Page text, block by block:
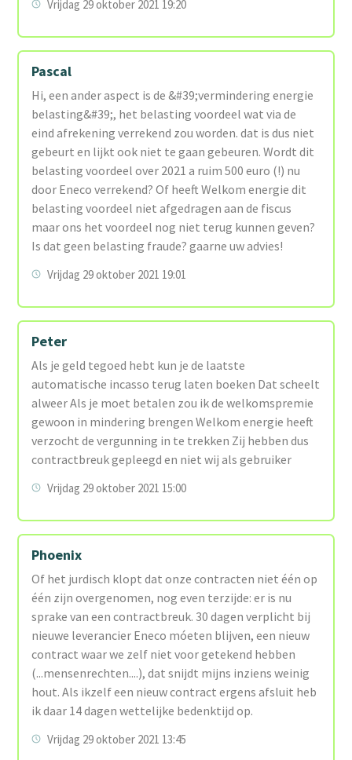
Vrijdag 29 oktober 2021 19:20
Pascal
Hi, een ander aspect is de &#39;vermindering energie
belasting&#39;, het belasting voordeel wat via de
eind afrekening verrekend zou worden. dat is dus niet
gebeurt en lijkt ook niet te gaan gebeuren. Wordt dit
belasting voordeel over 2021 a ruim 500 euro (!) nu
door Eneco verrekend? Of heeft Welkom energie dit
belasting voordeel niet afgedragen aan de fiscus
maar ons het voordeel nog niet terug kunnen geven?
Is dat geen belasting fraude? gaarne uw advies!
Vrijdag 29 oktober 2021 19:01
Peter
Als je geld tegoed hebt kun je de laatste
automatische incasso terug laten boeken Dat scheelt
alweer Als je moet betalen zou ik de welkomspremie
gewoon in mindering brengen Welkom energie heeft
verzocht de vergunning in te trekken Zij hebben dus
contractbreuk gepleegd en niet wij als gebruiker
Vrijdag 29 oktober 2021 15:00
Phoenix
Of het jurdisch klopt dat onze contracten niet één op
één zijn overgenomen, nog even terzijde: er is nu
sprake van een contractbreuk. 30 dagen verplicht bij
nieuwe leverancier Eneco móeten blijven, een nieuw
contract waar we zelf niet voor getekend hebben
(...mensenrechten....), dat snijdt mijns inziens weinig
hout. Als ikzelf een nieuw contract ergens afsluit heb
ik daar 14 dagen wettelijke bedenktijd op.
Vrijdag 29 oktober 2021 13:45